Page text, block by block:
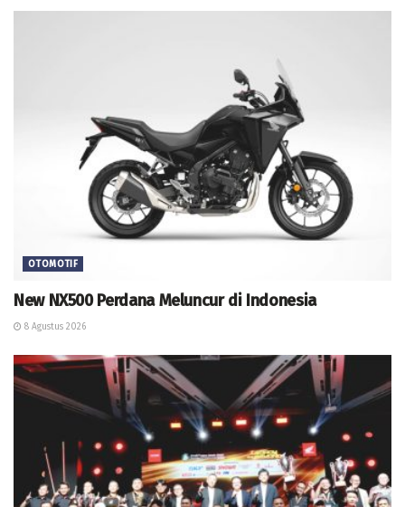
OTOMOTIF
New NX500 Perdana Meluncur di Indonesia
8 Agustus 2026